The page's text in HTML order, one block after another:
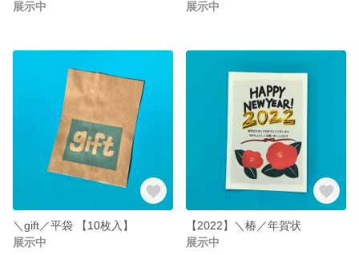
展示中
展示中
＼gift／平袋 【10枚入】
展示中
【2022】＼椿／年賀状
展示中